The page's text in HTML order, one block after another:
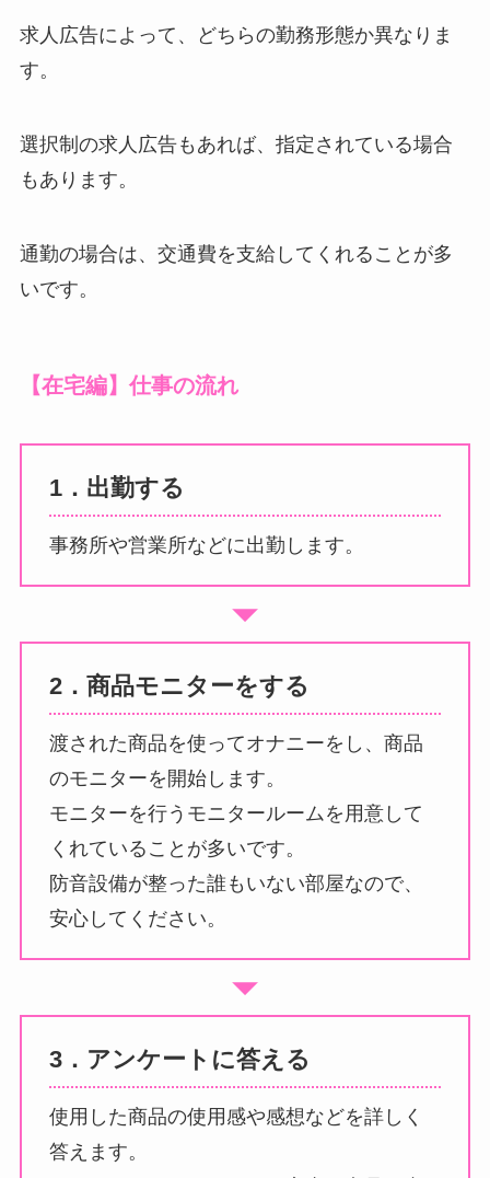
求人広告によって、どちらの勤務形態か異なりま
す。
選択制の求人広告もあれば、指定されている場合
もあります。
通勤の場合は、交通費を支給してくれることが多
いです。
【在宅編】仕事の流れ
1．出勤する
事務所や営業所などに出勤します。
2．商品モニターをする
渡された商品を使ってオナニーをし、商品
のモニターを開始します。
モニターを行うモニタールームを用意して
くれていることが多いです。
防音設備が整った誰もいない部屋なので、
安心してください。
3．アンケートに答える
使用した商品の使用感や感想などを詳しく
答えます。